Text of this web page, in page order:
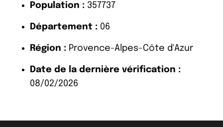
Population : 357737
Département : 06
Région : Provence-Alpes-Côte d'Azur
Date de la dernière vérification :
08/02/2026